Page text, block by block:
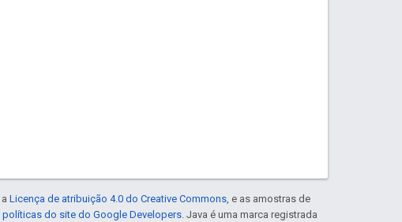
Licença de atribuição 4.0 do Creative Commons , e as amostras de
políticas do site do Google Developers . Java é uma marca registrada